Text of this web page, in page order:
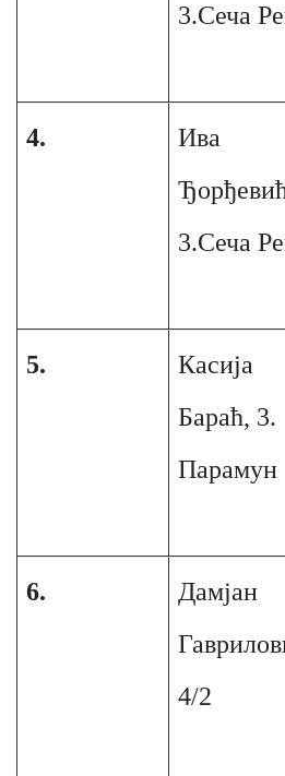
3.Сеча
4.
Ива
3.Сеча
5.
Касија
Бараћ, 3.
Парамун
6.
Дамјан
4/2